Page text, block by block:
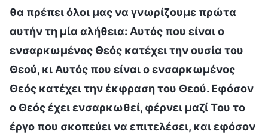
θα πρέπει όλοι μας να γνωρίζουμε πρώτα
αυτήν τη μία αλήθεια: Αυτός που είναι ο
ενσαρκωμένος Θεός κατέχει την ουσία του
Θεού, κι Αυτός που είναι ο ενσαρκωμένος
Θεός κατέχει την έκφραση του Θεού. Εφόσον
ο Θεός έχει ενσαρκωθεί, φέρνει μαζί Του το
έργο που σκοπεύει να επιτελέσει, και εφόσον